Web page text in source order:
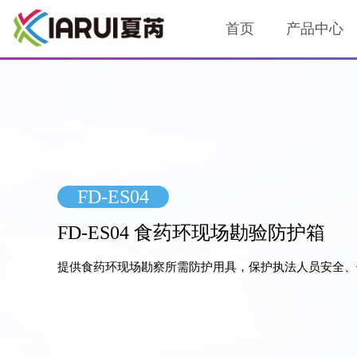
首页 产品中心
FD-ES04
FD-ES04 食药环现场勘验防护箱
提供食药环现场勘察所需防护用具，保护执法人员安全